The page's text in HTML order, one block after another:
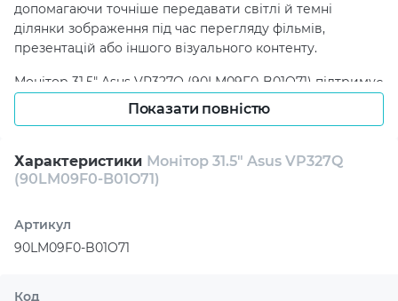
допомагаючи точніше передавати світлі й темні
ділянки зображення під час перегляду фільмів,
презентацій або іншого візуального контенту.
Монітор 31.5" Asus VP327Q (90LM09F0-B01O71) підтримує
Adaptive-Sync, що сприяє плавнішому відображенню
динамічних сцен і зменшує розриви кадру. Наявність
комп’ютера, ноутбука, ігрової консолі або іншого
сумісного пристрою, а вбудовані стереодинаміки
мультимедійних завдань без обов’язкового
технології ASUS Eye Care, зокрема Flicker Free і Blue
Показати повністю
Характеристики Монітор 31.5" Asus VP327Q
(90LM09F0-B01O71)
Артикул
90LM09F0-B01O71
Код